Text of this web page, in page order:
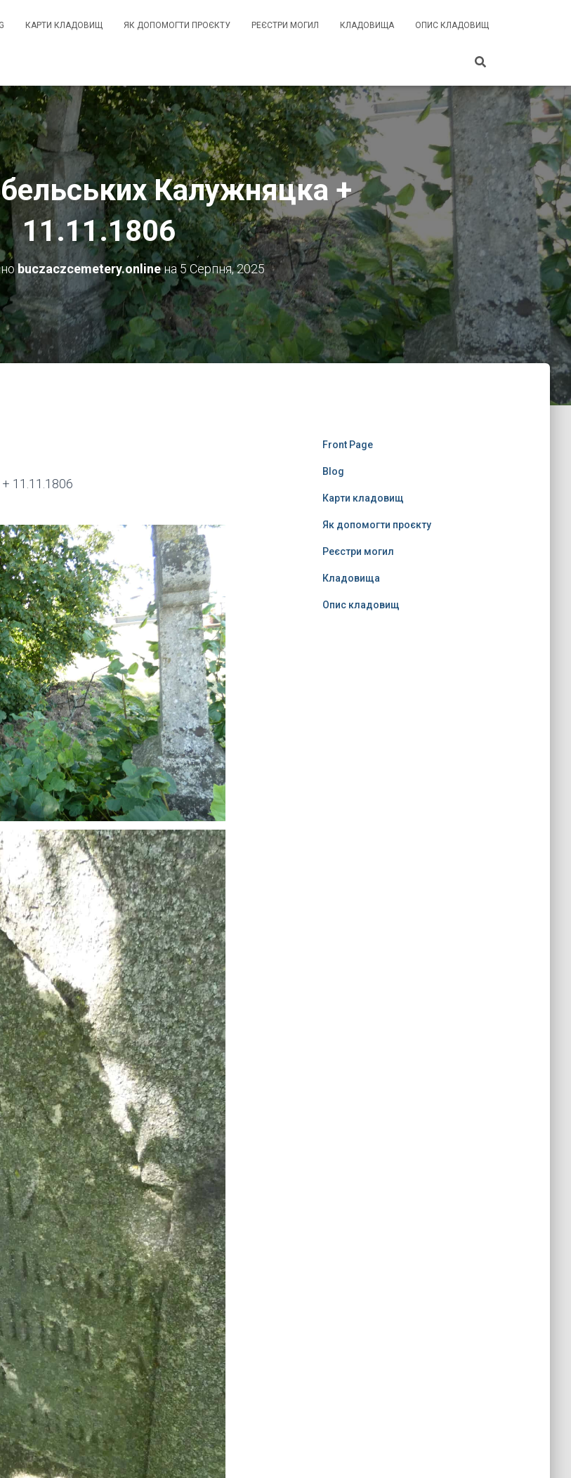
КАРТИ КЛАДОВИЩ ЯК ДОПОМОГТИ ПРОЄКТУ РЕЄСТРИ МОГИЛ КЛАДОВИЩА ОПИС КЛАДОВИЩ
Калужняцка +
11.11.1806
buczaczcemetery.onlineна 5 Серпня, 2025
11.11.1806
Front Page
Blog
Карти кладовищ
Як допомогти проєкту
Реєстри могил
Кладовища
Опис кладовищ